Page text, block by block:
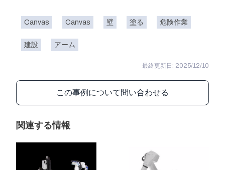
Canvas Canvas 壁 塗る 危険作業
建設 アーム
最終更新日: 2025/12/10
この事例について問い合わせる
関連する情報